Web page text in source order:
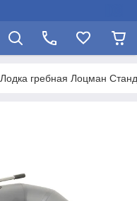
Лодка гребная Лоцман